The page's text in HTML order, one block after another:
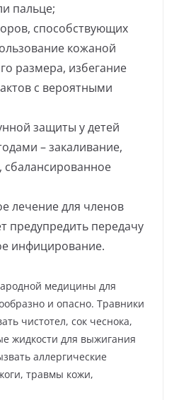
пальце;
способствующих
кожаной
размера, избегание
с вероятными
защиты у детей
– закаливание,
сбалансированное
лечение для членов
предупредить передачу
инфицирование.
медицины для
и опасно. Травники
чистотел, сок чеснока,
жидкости для выжигания
аллергические
травмы кожи,